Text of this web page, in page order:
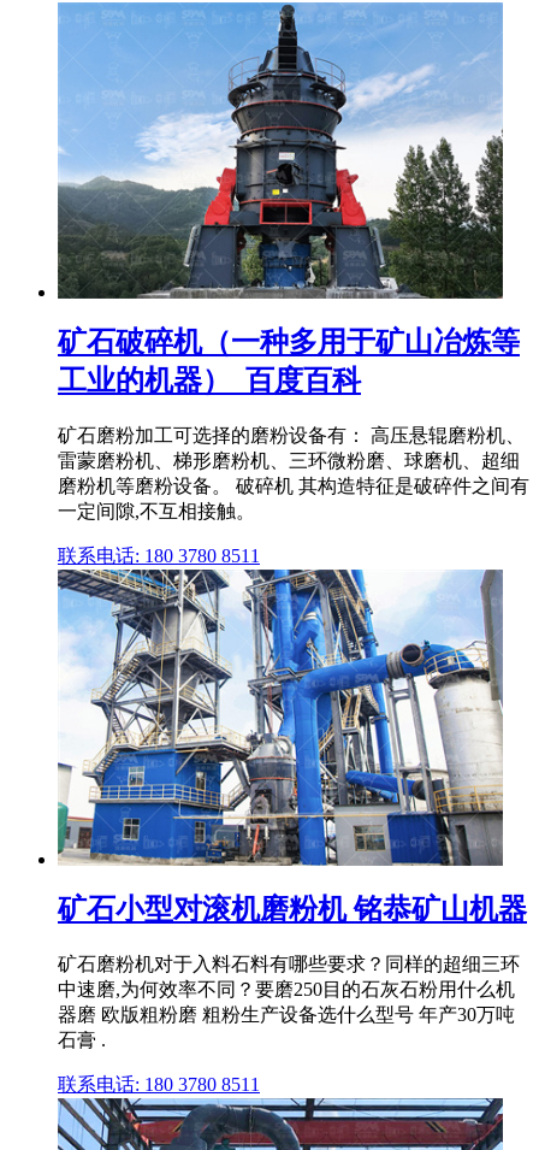
矿石破碎机（一种多用于矿山冶炼等
工业的机器）_百度百科
矿石磨粉加工可选择的磨粉设备有： 高压悬辊磨粉机、
雷蒙磨粉机、梯形磨粉机、三环微粉磨、球磨机、超细
磨粉机等磨粉设备。 破碎机 其构造特征是破碎件之间有
一定间隙,不互相接触。
联系电话: 180 3780 8511
矿石小型对滚机磨粉机 铭恭矿山机器
矿石磨粉机对于入料石料有哪些要求？同样的超细三环
中速磨,为何效率不同？要磨250目的石灰石粉用什么机
器磨 欧版粗粉磨 粗粉生产设备选什么型号 年产30万吨
石膏 .
联系电话: 180 3780 8511